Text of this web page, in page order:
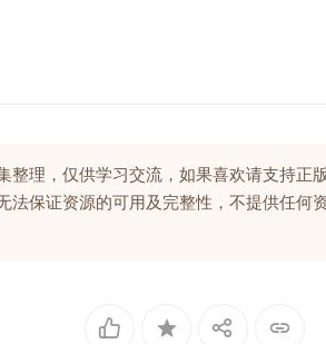
整理，仅供学习交流，如果喜欢请支持正版
法保证资源的可用及完整性，不提供任何